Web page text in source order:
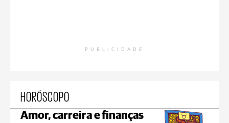
PUBLICIDADE
HORÓSCOPO
Amor, carreira e finanças